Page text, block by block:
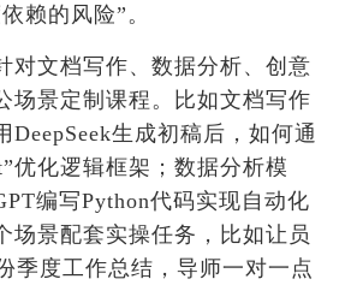
赖的风险”。
对文档写作、数据分析、创意
场景定制课程。比如文档写作
DeepSeek生成初稿后，如何通
优化逻辑框架；数据分析模
编写Python代码实现自动化
场景配套实操任务，比如让员
季度工作总结，导师一对一点